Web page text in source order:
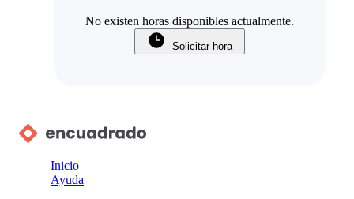
No existen horas disponibles actualmente.
Solicitar hora
Inicio
Ayuda